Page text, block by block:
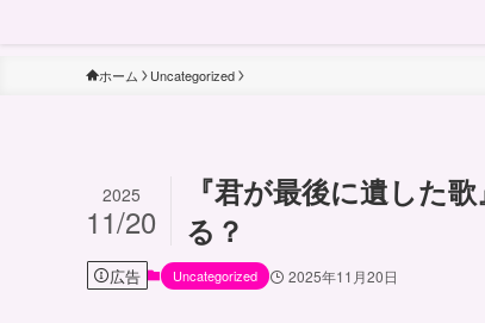
ホーム Uncategorized
『君が最後に遺した
る？
2025
11/20
広告 Uncategorized 2025年11月20日